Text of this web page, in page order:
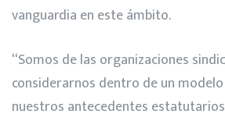
vanguardia en este ámbito.
“Somos de las organizaciones
considerarnos dentro de un
nuestros antecedentes